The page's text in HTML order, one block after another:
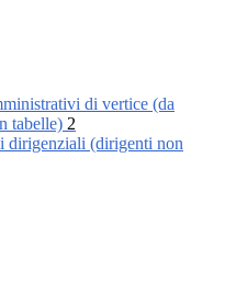
di vertice (da
tabelle) 2
dirigenziali (dirigenti non